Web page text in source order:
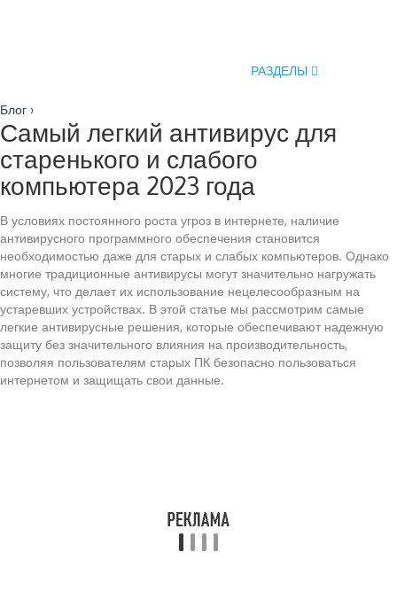
РАЗДЕЛЫ
Блог ›
Самый легкий антивирус для
старенького и слабого
компьютера 2023 года
В условиях постоянного роста угроз в интернете, наличие
антивирусного программного обеспечения становится
необходимостью даже для старых и слабых компьютеров. Однако
многие традиционные антивирусы могут значительно нагружать
систему, что делает их использование нецелесообразным на
устаревших устройствах. В этой статье мы рассмотрим самые
легкие антивирусные решения, которые обеспечивают надежную
защиту без значительного влияния на производительность,
позволяя пользователям старых ПК безопасно пользоваться
интернетом и защищать свои данные.